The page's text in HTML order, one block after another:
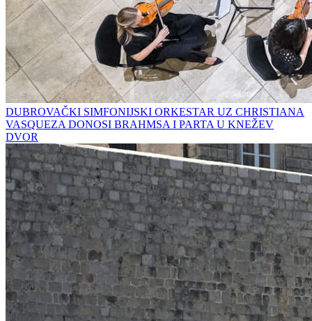
DUBROVAČKI SIMFONIJSKI ORKESTAR UZ CHRISTIANA
VASQUEZA DONOSI BRAHMSA I PARTA U KNEŽEV
DVOR